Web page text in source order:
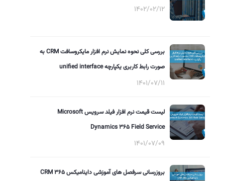
1402/02/12
بررسی کلی نحوه نمایش نرم افزار مایکروسافت CRM به
صورت رابط کاربری یکپارچه unified interface
1401/07/11
لیست قیمت نرم افزار فیلد سرویس Microsoft
Dynamics 365 Field Service
1401/07/09
بروزرسانی سرفصل های آموزشی داینامیکس 365 CRM